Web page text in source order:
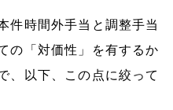
件時間外手当と調整手当
の「対価性」を有するか
、以下、この点に絞って